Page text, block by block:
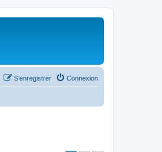
Connexion
S’enregistrer